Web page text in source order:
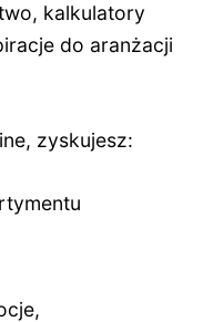
kalkulatory
do aranżacji
zyskujesz: